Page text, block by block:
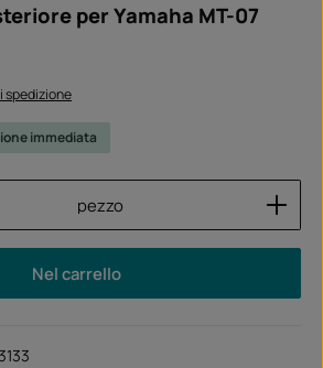
per Yamaha MT-07
spedizione
immediata
inserisci la quantità
pezzo
Nel carrello